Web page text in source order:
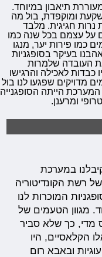
תיאבון במיוחד.
ומוקפדת, בול מה
נרות חגיגית. מלבד
על עצמם בכל שנה כמו
כמו פירות יער, מנגו
בעיקר בסופגניות
את העובדה שלמרות
כבדות לאכילה והרגישו
מדויקים שפגעו לנו בול
המערכת הייתה הסופגנייה
ומרענן.
במערכת
רשת הקונדיטוריה
המוכרות לנו
מגוון הטעמים של
מדי, כך שלא סביר
הקלאסיים, היו
ובאבא רום